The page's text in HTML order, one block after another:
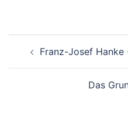
Franz-Josef
Das